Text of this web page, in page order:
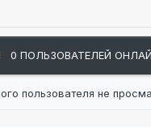
0 ПОЛЬЗОВАТЕЛЕЙ
пользователя не